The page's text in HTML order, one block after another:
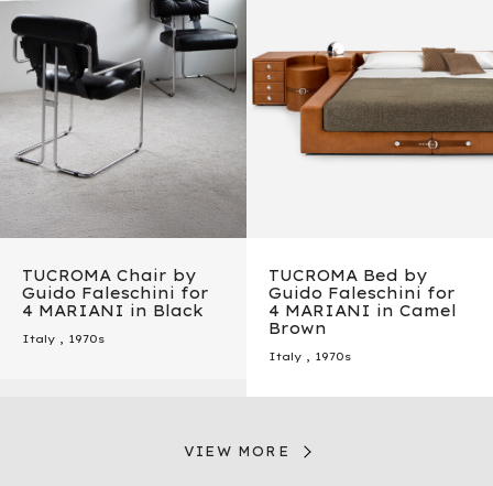
TUCROMA Chair by
Guido Faleschini for
4 MARIANI in Black
Italy , 1970s
TUCROMA Bed by
Guido Faleschini for
4 MARIANI in Camel
Brown
Italy , 1970s
VIEW MORE